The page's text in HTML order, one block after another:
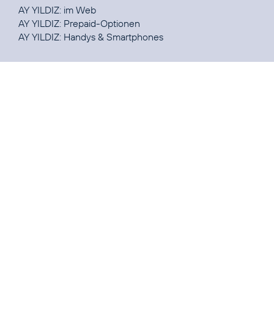
AY YILDIZ: im Web
AY YILDIZ: Prepaid-Optionen
AY YILDIZ: Handys & Smartphones